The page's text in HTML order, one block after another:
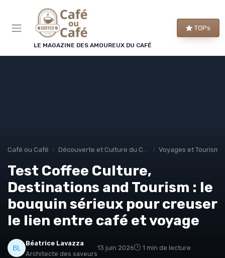
LE MAGAZINE DES AMOUREUX DU CAFÉ
TOPs
Café ou Café Découverte et Culture du Café Voyages et
Test Coffee Culture,
Destinations and Tourism : le
bouquin sérieux pour creuser
le lien entre café et voyage
Béatrice Lavazza
Architecte des saveurs
13 juin 2026 1 min de lecture
Panneau de gestion des cookies